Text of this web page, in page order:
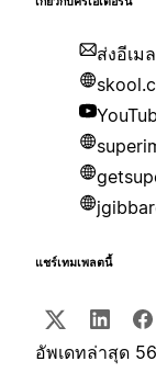
ส่งอีเม
แชร์เทมเพลตนี้
อัพเดทล่าสุด